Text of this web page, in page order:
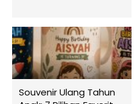
Souvenir Ulang Tahun